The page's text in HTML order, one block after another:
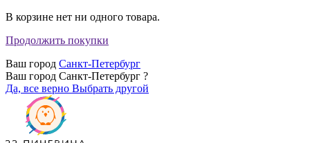
В корзине нет ни одного товара.
Продолжить покупки
Ваш город Санкт-Петербург
Ваш город Санкт-Петербург ?
Да, все верно Выбрать другой